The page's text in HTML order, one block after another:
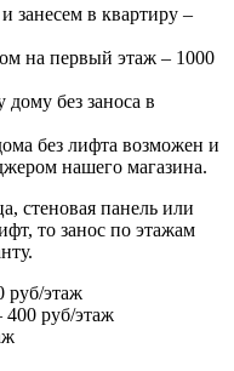
занесем в квартиру –
на первый этаж – 1000
без заноса в
без лифта возможен и
нашего магазина.
стеновая панель или
то занос по этажам
руб/этаж
руб/этаж